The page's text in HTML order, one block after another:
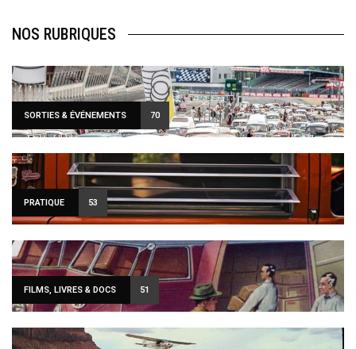
NOS RUBRIQUES
SORTIES & ÉVÉNEMENTS 70
PRATIQUE 53
FILMS, LIVRES & DOCS 51